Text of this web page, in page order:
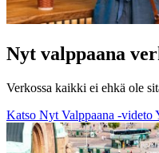
Nyt valppaana
Verkossa kaikki ei ehkä ole
Katso Nyt Valppaana -videto